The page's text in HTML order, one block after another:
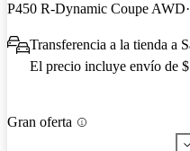
P450 R-Dynamic Coupe AWD
Transferencia a la tienda a
El precio incluye envío de
Gran oferta